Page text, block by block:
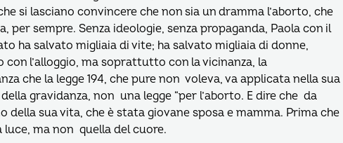
si lasciano convincere che non sia un dramma l’aborto, che
per sempre. Senza ideologie, senza propaganda, Paola con il
ha salvato migliaia di vite; ha salvato migliaia di donne,
l’alloggio, ma soprattutto con la vicinanza, la
che la legge 194, che pure non voleva, va applicata nella sua
gravidanza, non una legge “per l’aborto. E dire che da
della sua vita, che è stata giovane sposa e mamma. Prima che
ma non quella del cuore.